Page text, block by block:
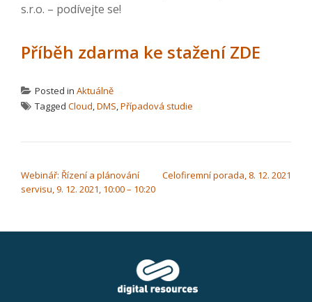
s.r.o. – podívejte se!
Příběh zdarma ke stažení ZDE
Posted in Aktuálně
Tagged Cloud DMS Případová studie
Webinář: Řízení a plánování
servisu, 9. 12. 2021, 10:00 – 10:20
Celofiremní porada, 8. 12. 2021